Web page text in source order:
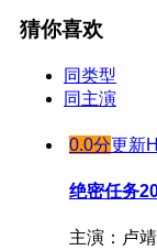
猜你喜欢
同类型
同主演
0.0分更新
绝密任务
主演：卢